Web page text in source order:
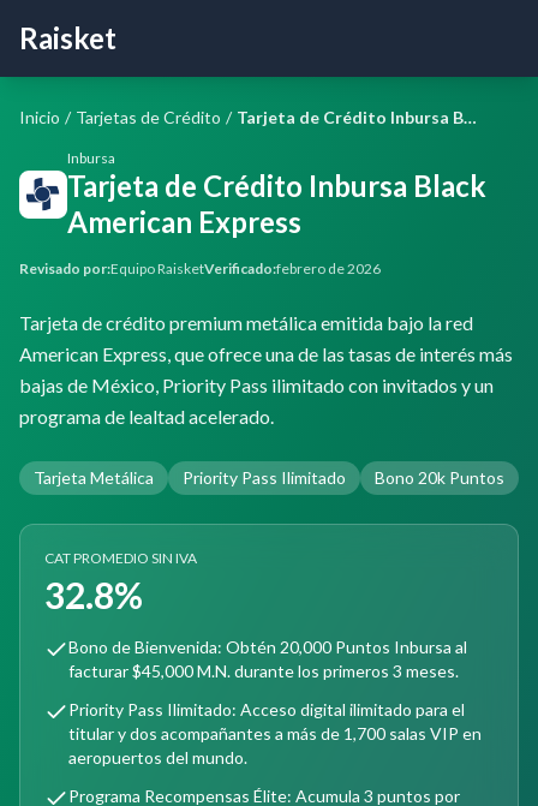
Raisket
Inicio / Tarjetas de Crédito / Tarjeta de Crédito Inbursa Black American Express
Inbursa
Tarjeta de Crédito Inbursa Black
American Express
Revisado por:Equipo RaisketVerificado:febrero de 2026
Tarjeta de crédito premium metálica emitida bajo la red
American Express, que ofrece una de las tasas de interés más
bajas de México, Priority Pass ilimitado con invitados y un
programa de lealtad acelerado.
Tarjeta Metálica Priority Pass Ilimitado Bono 20k Puntos
CAT PROMEDIO SIN IVA
32.8%
Bono de Bienvenida: Obtén 20,000 Puntos Inbursa al
facturar $45,000 M.N. durante los primeros 3 meses.
Priority Pass Ilimitado: Acceso digital ilimitado para el
titular y dos acompañantes a más de 1,700 salas VIP en
aeropuertos del mundo.
Programa Recompensas Élite: Acumula 3 puntos por